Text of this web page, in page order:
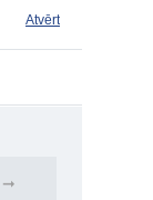
Atvērt
➞